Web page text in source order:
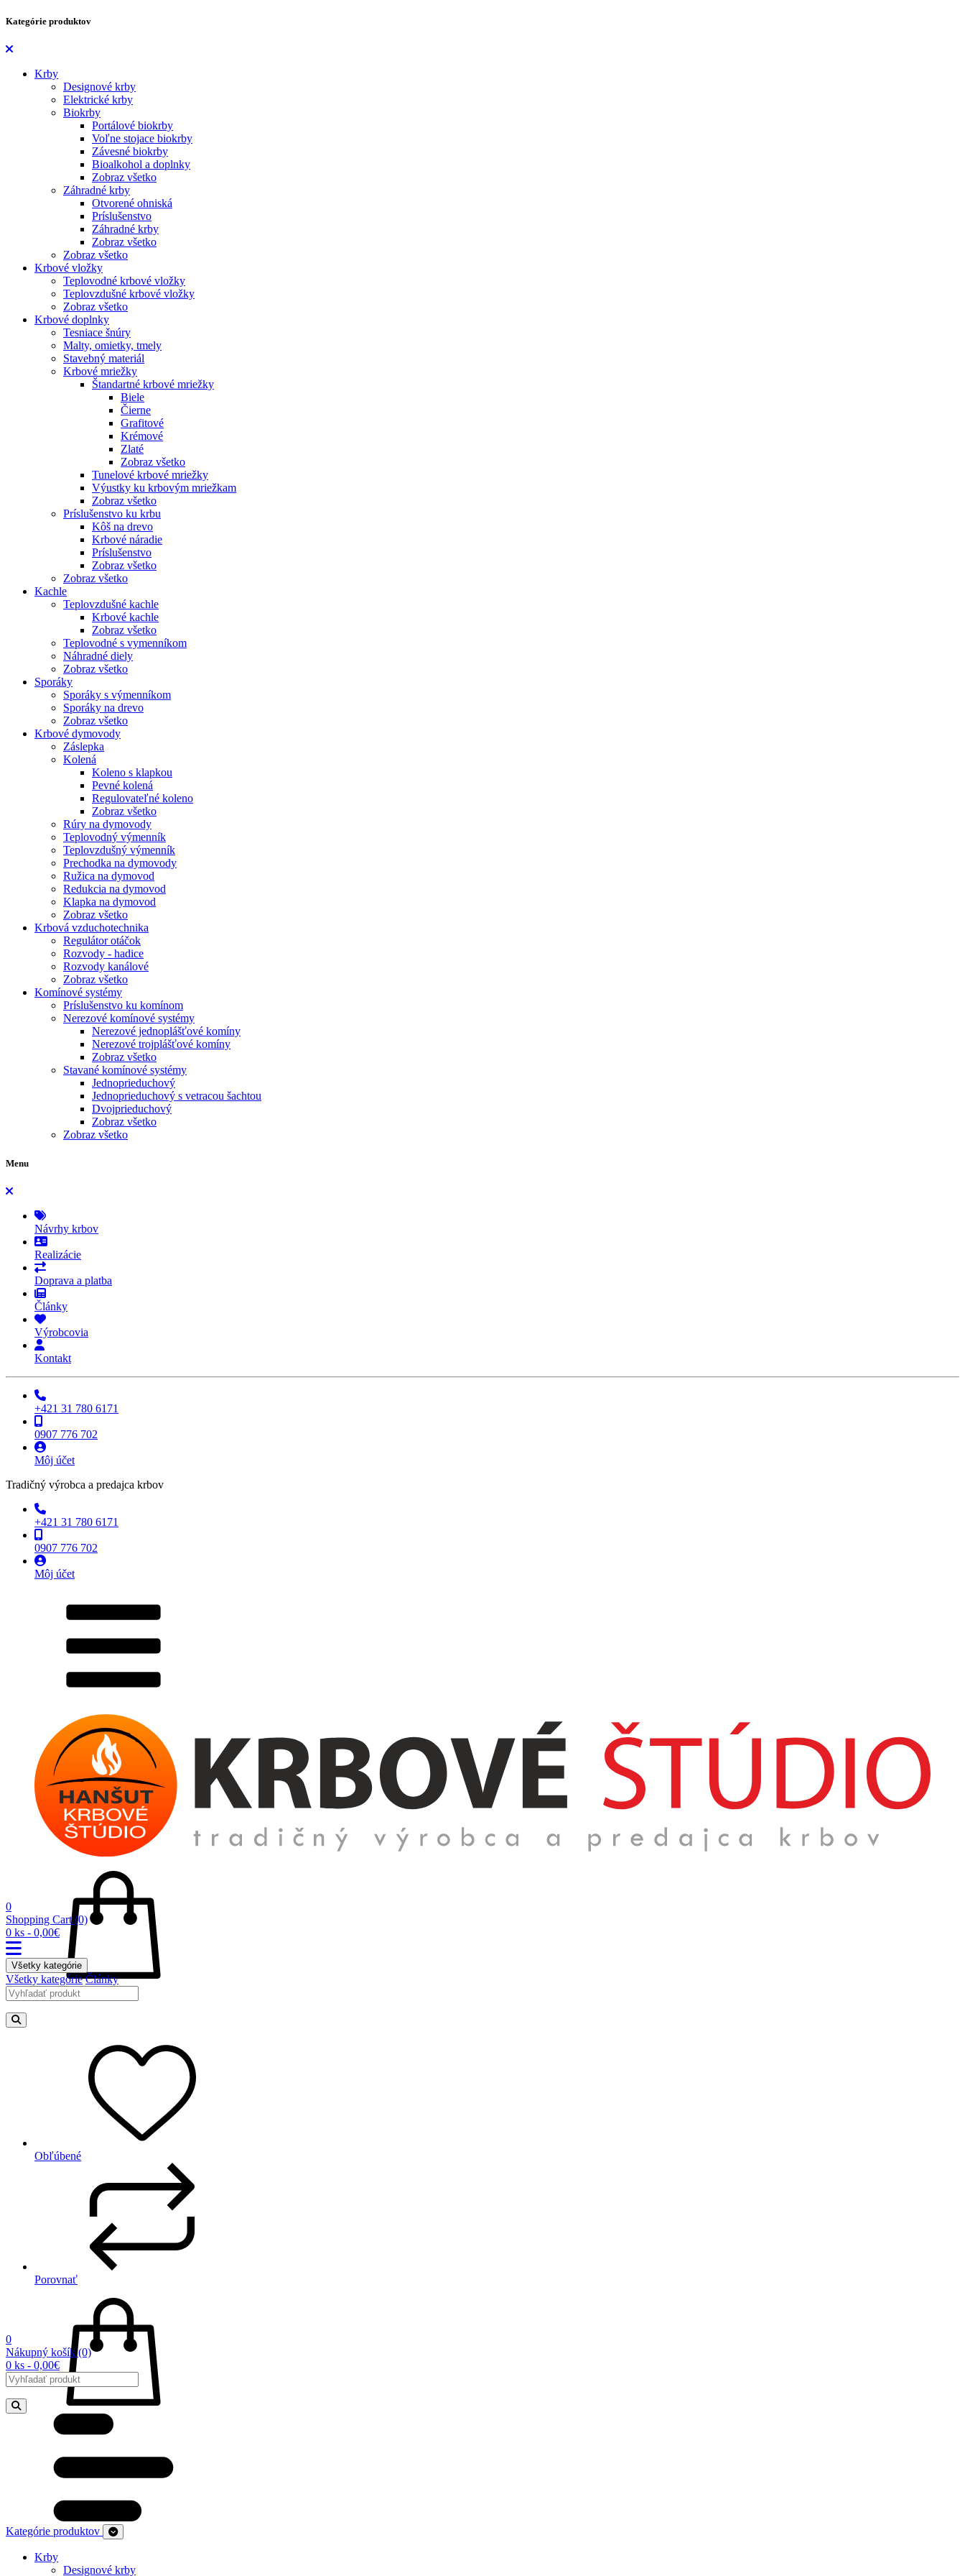
Kategórie produktov
Krby
Designové krby
Elektrické krby
Biokrby
Portálové biokrby
Voľne stojace biokrby
Závesné biokrby
Bioalkohol a doplnky
Zobraz všetko
Záhradné krby
Otvorené ohniská
Príslušenstvo
Záhradné krby
Zobraz všetko
Zobraz všetko
Krbové vložky
Teplovodné krbové vložky
Teplovzdušné krbové vložky
Zobraz všetko
Krbové doplnky
Tesniace šnúry
Malty, omietky, tmely
Stavebný materiál
Krbové mriežky
Štandartné krbové mriežky
Biele
Čierne
Grafitové
Krémové
Zlaté
Zobraz všetko
Tunelové krbové mriežky
Výustky ku krbovým mriežkam
Zobraz všetko
Príslušenstvo ku krbu
Kôš na drevo
Krbové náradie
Príslušenstvo
Zobraz všetko
Zobraz všetko
Kachle
Teplovzdušné kachle
Krbové kachle
Zobraz všetko
Teplovodné s vymenníkom
Náhradné diely
Zobraz všetko
Sporáky
Sporáky s výmenníkom
Sporáky na drevo
Zobraz všetko
Krbové dymovody
Záslepka
Kolená
Koleno s klapkou
Pevné kolená
Regulovateľné koleno
Zobraz všetko
Rúry na dymovody
Teplovodný výmenník
Teplovzdušný výmenník
Prechodka na dymovody
Ružica na dymovod
Redukcia na dymovod
Klapka na dymovod
Zobraz všetko
Krbová vzduchotechnika
Regulátor otáčok
Rozvody - hadice
Rozvody kanálové
Zobraz všetko
Komínové systémy
Príslušenstvo ku komínom
Nerezové komínové systémy
Nerezové jednoplášťové komíny
Nerezové trojplášťové komíny
Zobraz všetko
Stavané komínové systémy
Jednoprieduchový
Jednoprieduchový s vetracou šachtou
Dvojprieduchový
Zobraz všetko
Zobraz všetko
Menu
Návrhy krbov
Realizácie
Doprava a platba
Články
Výrobcovia
Kontakt
+421 31 780 6171
0907 776 702
Môj účet
Tradičný výrobca a predajca krbov
+421 31 780 6171
0907 776 702
Môj účet
0
Shopping Cart (0)
0 ks - 0,00€
Všetky kategórie
Všetky kategórie Články
Obľúbené
Porovnať
0
Nákupný košík(0)
0 ks - 0,00€
Kategórie produktov
Krby
Designové krby